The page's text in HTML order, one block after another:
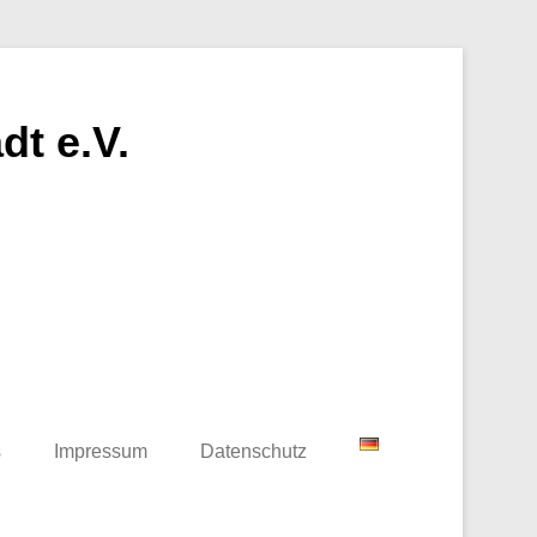
e.V.
Impressum Datenschutz